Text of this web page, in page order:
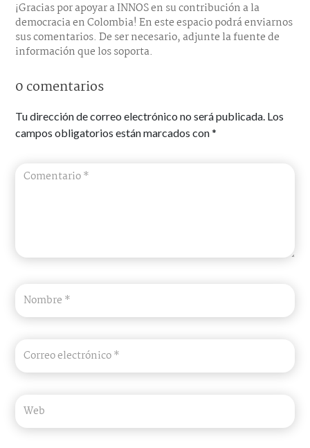
¡Gracias por apoyar a INNOS en su contribución a la
democracia en Colombia! En este espacio podrá enviarnos
sus comentarios. De ser necesario, adjunte la fuente de
información que los soporta.
0 comentarios
Tu dirección de correo electrónico no será publicada. Los
campos obligatorios están marcados con*